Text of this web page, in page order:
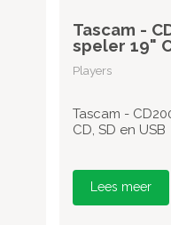
Tascam -
speler 19"
Players
Tascam -
CD, SD en USB
Lees meer